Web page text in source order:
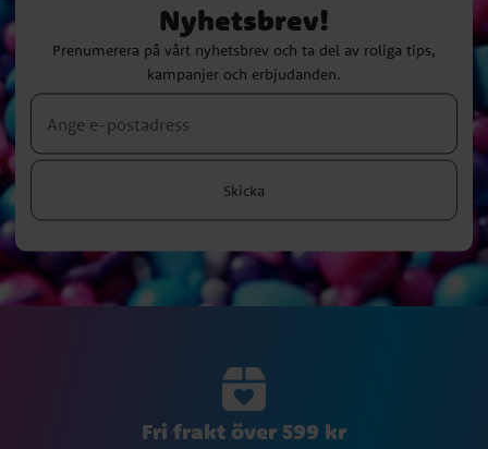
Nyhetsbrev!
Prenumerera på vårt nyhetsbrev och ta del av roliga tips,
kampanjer och erbjudanden.
Skicka
Fri frakt över 599 kr